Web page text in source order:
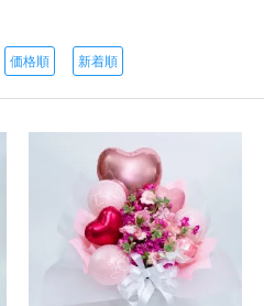
価格順 新着順